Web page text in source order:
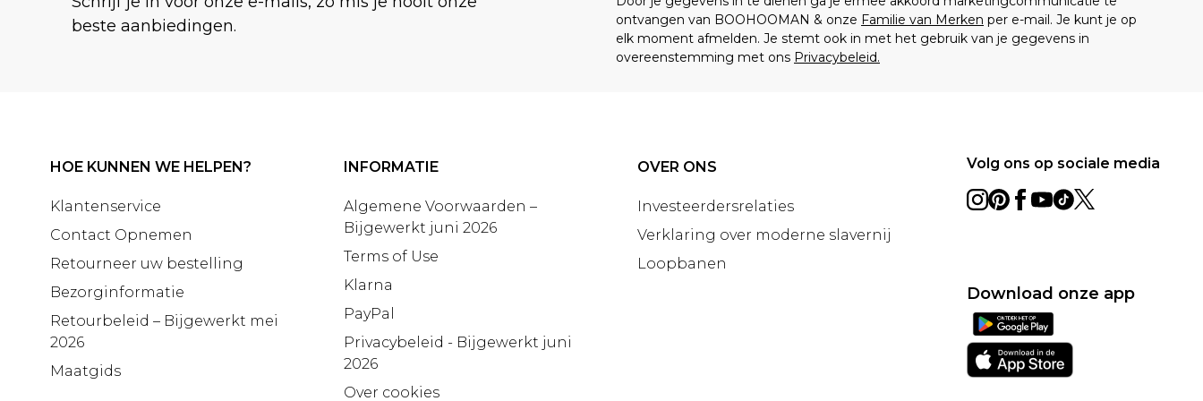
beste aanbiedingen.
ontvangen van BOOHOOMAN & onze Familie van Merken per e-mail. Je kunt je op
elk moment afmelden. Je stemt ook in met het gebruik van je gegevens in
overeenstemming met ons Privacybeleid.
HOE KUNNEN WE HELPEN?
Klantenservice
Contact Opnemen
Retourneer uw bestelling
Bezorginformatie
Retourbeleid – Bijgewerkt mei
2026
Maatgids
INFORMATIE
Algemene Voorwaarden –
Bijgewerkt juni 2026
Terms of Use
Klarna
PayPal
Privacybeleid - Bijgewerkt juni
2026
Over cookies
OVER ONS
Investeerdersrelaties
Verklaring over moderne slavernij
Loopbanen
Volg ons op sociale media
Download onze app